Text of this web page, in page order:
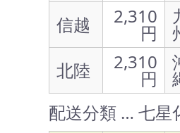
信越
2,310
円
北陸
2,310
円
配送分類 … 七星